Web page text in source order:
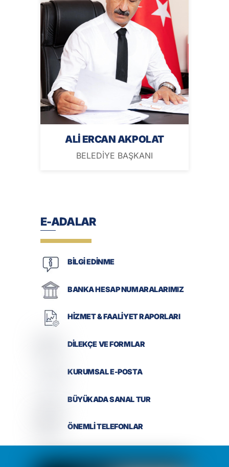
ALİ ERCAN AKPOLAT
BELEDİYE BAŞKANI
E-ADALAR
BİLGİ EDİNME
BANKA HESAP NUMARALARIMIZ
HİZMET & FAALİYET RAPORLARI
DİLEKÇE VE FORMLAR
KURUMSAL E-POSTA
BÜYÜKADA SANAL TUR
ÖNEMLİ TELEFONLAR